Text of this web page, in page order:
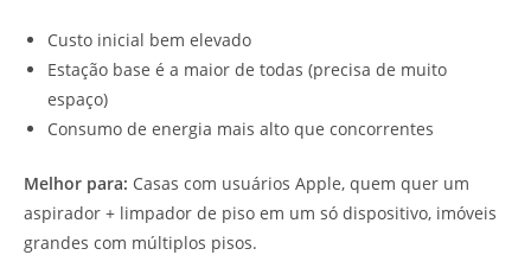
Custo inicial bem elevado
Estação base é a maior de todas (precisa de muito
espaço)
Consumo de energia mais alto que concorrentes
Melhor para: Casas com usuários Apple, quem quer um
aspirador + limpador de piso em um só dispositivo, imóveis
grandes com múltiplos pisos.